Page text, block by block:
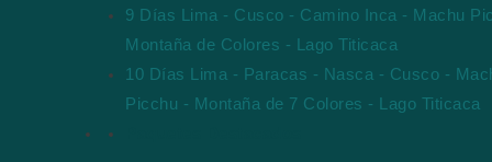
9 Días Lima - Cusco - Camino Inca - Machu
Montaña de Colores - Lago Titicaca
10 Días Lima - Paracas - Nasca - Cusco -
Picchu - Montaña de 7 Colores - Lago Titicaca